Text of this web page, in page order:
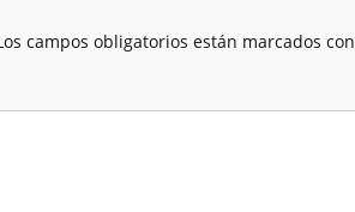
campos obligatorios están marcados con